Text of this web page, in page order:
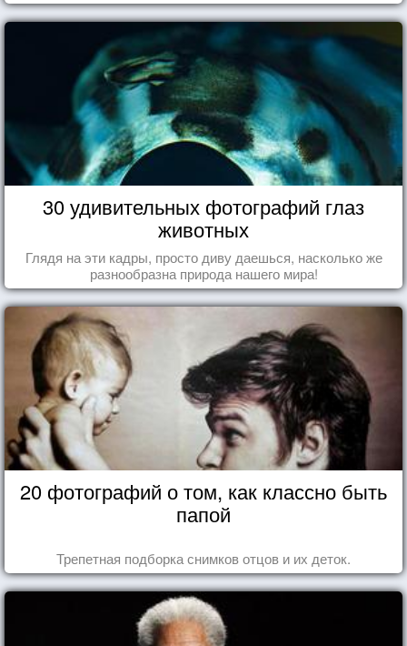
30 удивительных фотографий глаз
животных
Глядя на эти кадры, просто диву даешься, насколько же
разнообразна природа нашего мира!
20 фотографий о том, как классно быть
папой
Трепетная подборка снимков отцов и их деток.